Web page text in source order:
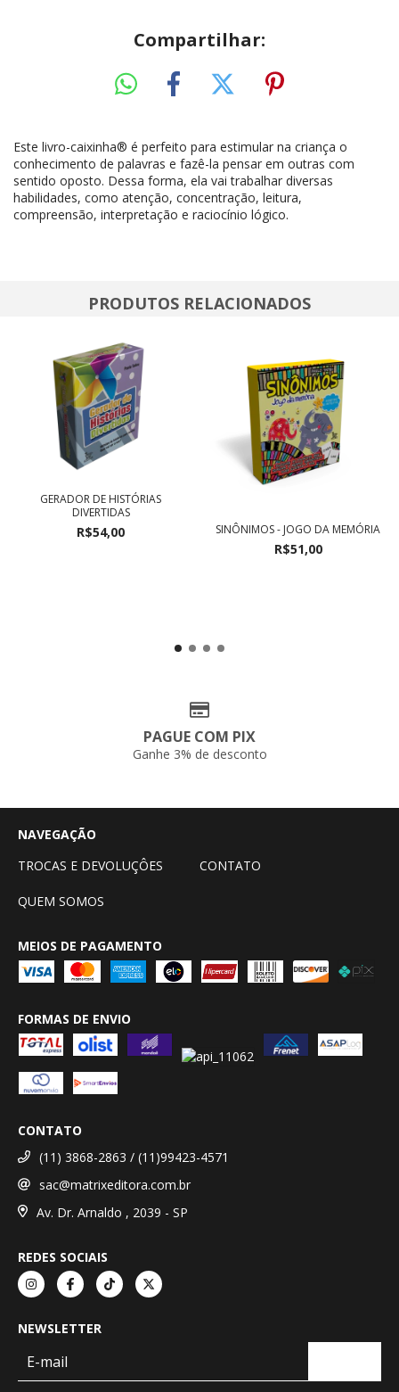
Compartilhar:
Este livro-caixinha® é perfeito para estimular na criança o
conhecimento de palavras e fazê-la pensar em outras com
sentido oposto. Dessa forma, ela vai trabalhar diversas
habilidades, como atenção, concentração, leitura,
compreensão, interpretação e raciocínio lógico.
PRODUTOS RELACIONADOS
GERADOR DE HISTÓRIAS
DIVERTIDAS
R$54,00 SINÔNIMOS - JOGO DA MEMÓRIA
R$51,00
PAGUE COM PIX
Ganhe 3% de desconto
NAVEGAÇÃO
TROCAS E DEVOLUÇÔES
CONTATO
QUEM SOMOS
MEIOS DE PAGAMENTO
FORMAS DE ENVIO
CONTATO
(11) 3868-2863 / (11)99423-4571
sac@matrixeditora.com.br
Av. Dr. Arnaldo , 2039 - SP
REDES SOCIAIS
NEWSLETTER